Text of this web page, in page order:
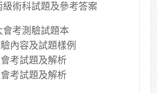
術科試題及參考答案
會考測驗試題本
內容及試題樣例
考試題及解析
考試題及解析